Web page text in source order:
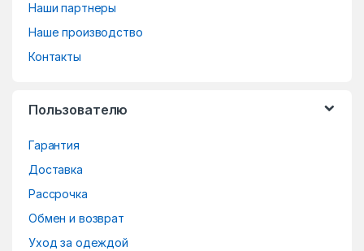
Наши партнеры
Наше производство
Контакты
Пользователю
Гарантия
Доставка
Рассрочка
Обмен и возврат
Уход за одеждой